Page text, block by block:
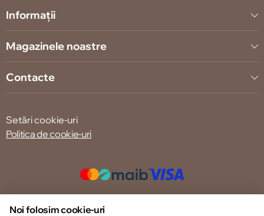
Informații
Magazinele noastre
Contacte
Setări cookie-uri
Politica de cookie-uri
© 2013 – 2026 ECOM
Noi folosim cookie-uri